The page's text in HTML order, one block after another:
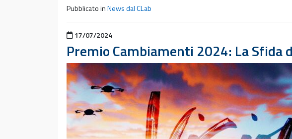
Pubblicato inNews dal CLab
Pubblicato il
17/07/2024
Premio Cambiamenti 2024: La